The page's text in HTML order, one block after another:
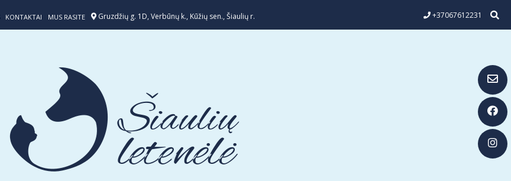
KONTAKTAI MUS RASITE Gruzdžių g. 1D, Verbūnų k., Kūžių sen., Šiaulių r. +37067612231